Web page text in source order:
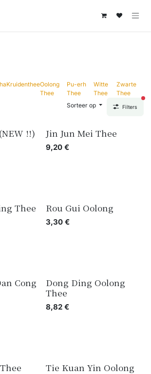
KruidentheeOolong
Thee
Pu-erh
Thee
Witte
Thee
Zwarte
Thee
Sorteer op
Filters
!!) Jin Jun Mei Thee
9,20€
Thee Rou Gui Oolong
3,30€
Cong
Dong Ding Oolong
Thee
8,82€
Tie Kuan Yin Oolong